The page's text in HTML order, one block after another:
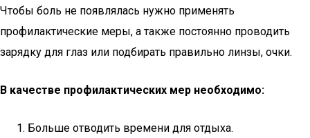
Чтобы боль не появлялась нужно применять
профилактические меры, а также постоянно проводить
зарядку для глаз или подбирать правильно линзы, очки.
В качестве профилактических мер необходимо:
Больше отводить времени для отдыха.